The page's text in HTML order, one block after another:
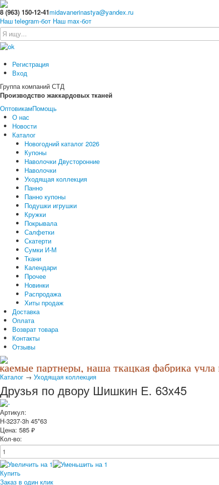
8 (963) 150-12-41midavanerinastya@yandex.ru
Наш telegram-бот Наш max-бот
Регистрация
Вход
Группа компаний СТД
Производство жаккардовых тканей
ОптовикамПомощь
О нас
Новости
Каталог
Новогодний каталог 2026
Купоны
Наволочки Двусторонние
Наволочки
Уходящая коллекция
Панно
Панно купоны
Подушки игрушки
Кружки
Покрывала
Салфетки
Скатерти
Сумки И-М
Ткани
Календари
Прочее
Новинки
Распродажа
Хиты продаж
Доставка
Оплата
Возврат товара
Контакты
Отзывы
партнеры, наша ткацкая фабрика учла
Каталог → Уходящая коллекция
Друзья по двору Шишкин Е. 63x45
Артикул:
Н-3237-3h 45*63
Цена: 585 ₽
Кол-во:
Купить
Заказ в один клик